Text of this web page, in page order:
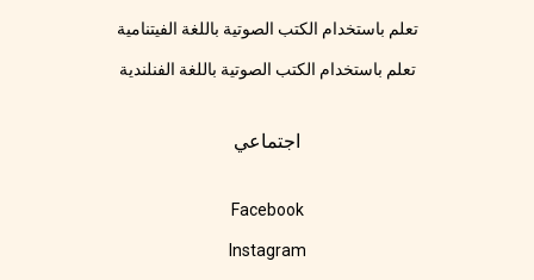
تعلم باستخدام الكتب الصوتية باللغة الفيتنامية
تعلم باستخدام الكتب الصوتية باللغة الفنلندية
اجتماعي
Facebook
Instagram